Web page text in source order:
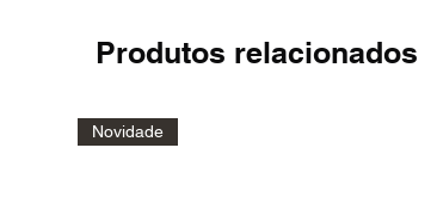
Produtos relacionados
Novidade